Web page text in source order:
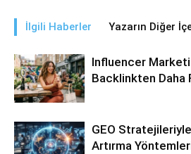
İlgili Haberler Yazarın Diğer
Influencer
Backlinkten Daha
GEO
Artırma